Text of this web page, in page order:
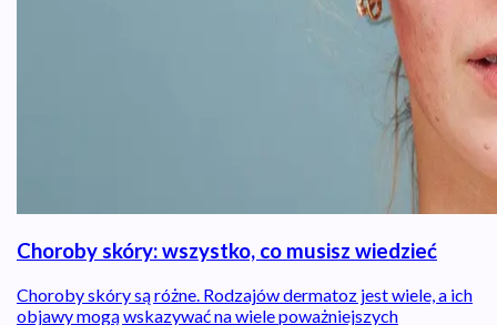
Choroby skóry: wszystko, co musisz wiedzieć
Choroby skóry są różne. Rodzajów dermatoz jest wiele, a ich
objawy mogą wskazywać na wiele poważniejszych